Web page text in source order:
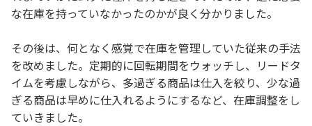
な在庫を持っていなかったのかが良く分かりました。
その後は、何となく感覚で在庫を管理していた従来の手法
を改めました。定期的に回転期間をウォッチし、リードタ
イムを考慮しながら、多過ぎる商品は仕入を絞り、少な過
ぎる商品は早めに仕入れるようにするなど、在庫調整をし
ていきました。